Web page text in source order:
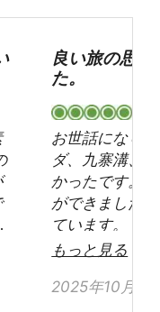
良い旅の思
た。
お世話になり
ダ、九寨溝、
かったです。
ができました
ています。 ガ
んもとても優
国を旅行した
もっと見る
2025年10月